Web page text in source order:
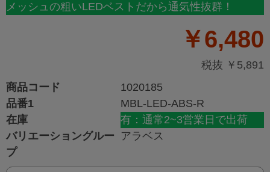
メッシュの粗いLEDベストだから通気性抜群！
￥6,480
税抜 ￥5,891
商品コード
1020185
品番1
MBL-LED-ABS-R
在庫
有：通常2~3営業日で出荷
バリエーショングルー
プ
アラベス